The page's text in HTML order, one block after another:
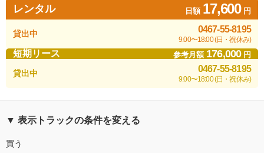
レンタル 日額 17,600円
貸出中 0467-55-8195
9:00〜18:00 (日・祝休み)
短期リース 参考月額 176,000円
貸出中 0467-55-8195
9:00〜18:00 (日・祝休み)
▼ 表示トラックの条件を変える
買う